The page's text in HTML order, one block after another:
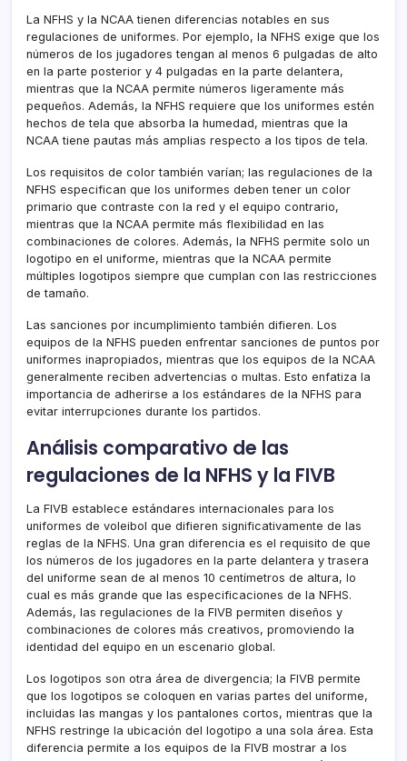
La NFHS y la NCAA tienen diferencias notables en sus
regulaciones de uniformes. Por ejemplo, la NFHS exige que los
números de los jugadores tengan al menos 6 pulgadas de alto
en la parte posterior y 4 pulgadas en la parte delantera,
mientras que la NCAA permite números ligeramente más
pequeños. Además, la NFHS requiere que los uniformes estén
hechos de tela que absorba la humedad, mientras que la
NCAA tiene pautas más amplias respecto a los tipos de tela.
Los requisitos de color también varían; las regulaciones de la
NFHS especifican que los uniformes deben tener un color
primario que contraste con la red y el equipo contrario,
mientras que la NCAA permite más flexibilidad en las
combinaciones de colores. Además, la NFHS permite solo un
logotipo en el uniforme, mientras que la NCAA permite
múltiples logotipos siempre que cumplan con las restricciones
de tamaño.
Las sanciones por incumplimiento también difieren. Los
equipos de la NFHS pueden enfrentar sanciones de puntos por
uniformes inapropiados, mientras que los equipos de la NCAA
generalmente reciben advertencias o multas. Esto enfatiza la
importancia de adherirse a los estándares de la NFHS para
evitar interrupciones durante los partidos.
Análisis comparativo de las
regulaciones de la NFHS y la FIVB
La FIVB establece estándares internacionales para los
uniformes de voleibol que difieren significativamente de las
reglas de la NFHS. Una gran diferencia es el requisito de que
los números de los jugadores en la parte delantera y trasera
del uniforme sean de al menos 10 centímetros de altura, lo
cual es más grande que las especificaciones de la NFHS.
Además, las regulaciones de la FIVB permiten diseños y
combinaciones de colores más creativos, promoviendo la
identidad del equipo en un escenario global.
Los logotipos son otra área de divergencia; la FIVB permite
que los logotipos se coloquen en varias partes del uniforme,
incluidas las mangas y los pantalones cortos, mientras que la
NFHS restringe la ubicación del logotipo a una sola área. Esta
diferencia permite a los equipos de la FIVB mostrar a los